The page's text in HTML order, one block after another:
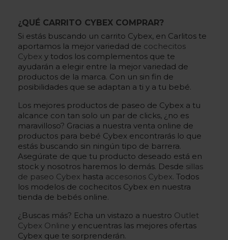
¿QUÉ CARRITO CYBEX COMPRAR?
Si estás buscando un carrito Cybex, en Carlitos te
aportamos la mejor variedad de cochecitos
Cybex y todos los complementos que te
ayudarán a elegir entre la mejor variedad de
productos de la marca. Con un sin fin de
posibilidades que se adaptan a ti y a tu bebé.
Los mejores productos de paseo de Cybex a tu
alcance con tan solo un par de clicks, ¿no es
maravilloso? Gracias a nuestra venta online de
productos para bebé Cybex encontrarás lo que
estás buscando sin ningún tipo de barrera.
Asegúrate de que tu producto deseado está en
stock y nosotros haremos lo demás. Desde sillas
de paseo Cybex hasta accesorios Cybex. Todos
los modelos de cochecitos Cybex en nuestra
tienda de bebés online.
¿Buscas más? Echa un vistazo a nuestro Outlet
Cybex Online y encuentras las mejores ofertas
Cybex que te sorprenderán.